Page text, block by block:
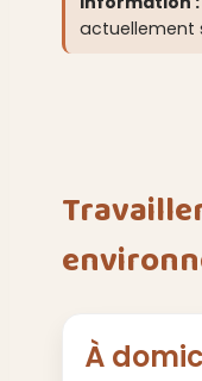
actuellement
À